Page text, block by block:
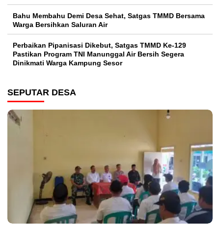
Bahu Membahu Demi Desa Sehat, Satgas TMMD Bersama
Warga Bersihkan Saluran Air
Perbaikan Pipanisasi Dikebut, Satgas TMMD Ke-129
Pastikan Program TNI Manunggal Air Bersih Segera
Dinikmati Warga Kampung Sesor
SEPUTAR DESA